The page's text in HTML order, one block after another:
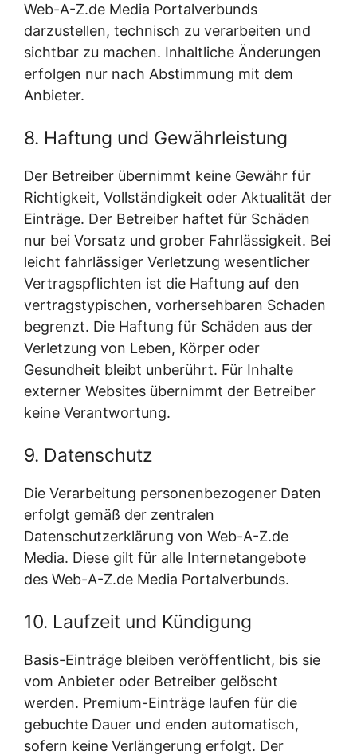
Web-A-Z.de Media Portalverbunds
darzustellen, technisch zu verarbeiten und
sichtbar zu machen. Inhaltliche Änderungen
erfolgen nur nach Abstimmung mit dem
Anbieter.
8. Haftung und Gewährleistung
Der Betreiber übernimmt keine Gewähr für
Richtigkeit, Vollständigkeit oder Aktualität der
Einträge. Der Betreiber haftet für Schäden
nur bei Vorsatz und grober Fahrlässigkeit. Bei
leicht fahrlässiger Verletzung wesentlicher
Vertragspflichten ist die Haftung auf den
vertragstypischen, vorhersehbaren Schaden
begrenzt. Die Haftung für Schäden aus der
Verletzung von Leben, Körper oder
Gesundheit bleibt unberührt. Für Inhalte
externer Websites übernimmt der Betreiber
keine Verantwortung.
9. Datenschutz
Die Verarbeitung personenbezogener Daten
erfolgt gemäß der zentralen
Datenschutzerklärung von Web-A-Z.de
Media. Diese gilt für alle Internetangebote
des Web-A-Z.de Media Portalverbunds.
10. Laufzeit und Kündigung
Basis-Einträge bleiben veröffentlicht, bis sie
vom Anbieter oder Betreiber gelöscht
werden. Premium-Einträge laufen für die
gebuchte Dauer und enden automatisch,
sofern keine Verlängerung erfolgt. Der